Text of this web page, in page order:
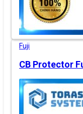
Fuji
CB Protector